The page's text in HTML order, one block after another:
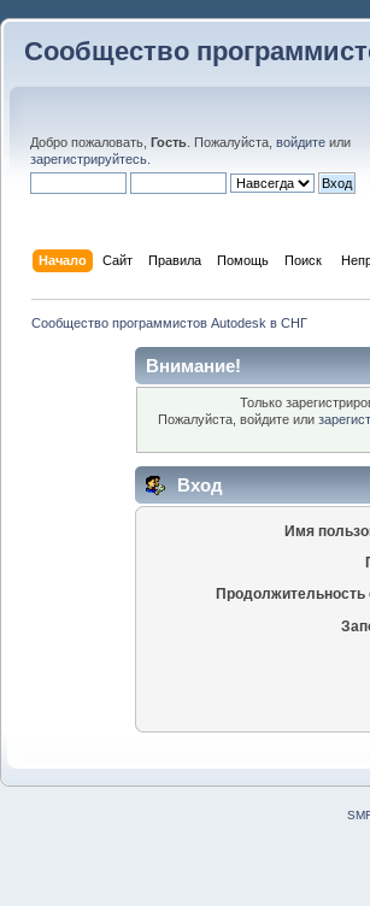
Сообщество
Добро пожаловать, Гость . Пожалуйста, войдите или
зарегистрируйтесь
Начало Сайт Правила Помощь Поиск
Сообщество программистов Autodesk в СНГ
Внимание!
Только
Пожалуйста, войдите или
Вход
Имя
Продолжительность